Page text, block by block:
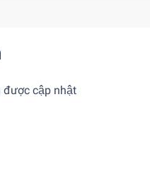
được cập nhật